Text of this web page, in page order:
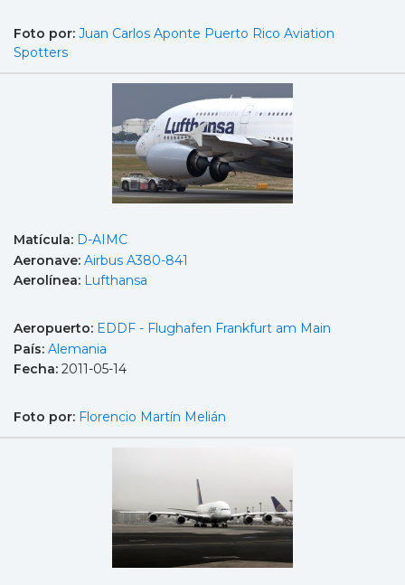
Foto por: Juan Carlos Aponte Puerto Rico Aviation
Spotters
Matícula: D-AIMC
Aeronave: Airbus A380-841
Aerolínea: Lufthansa
Aeropuerto: EDDF - Flughafen Frankfurt am Main
País: Alemania
Fecha: 2011-05-14
Foto por: Florencio Martín Melián